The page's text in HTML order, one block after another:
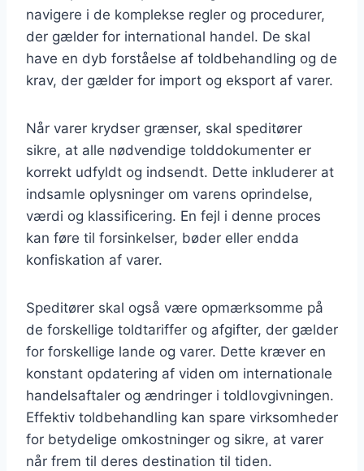
navigere i de komplekse regler og procedurer,
der gælder for international handel. De skal
have en dyb forståelse af toldbehandling og de
krav, der gælder for import og eksport af varer.
Når varer krydser grænser, skal speditører
sikre, at alle nødvendige tolddokumenter er
korrekt udfyldt og indsendt. Dette inkluderer at
indsamle oplysninger om varens oprindelse,
værdi og klassificering. En fejl i denne proces
kan føre til forsinkelser, bøder eller endda
konfiskation af varer.
Speditører skal også være opmærksomme på
de forskellige toldtariffer og afgifter, der gælder
for forskellige lande og varer. Dette kræver en
konstant opdatering af viden om internationale
handelsaftaler og ændringer i toldlovgivningen.
Effektiv toldbehandling kan spare virksomheder
for betydelige omkostninger og sikre, at varer
når frem til deres destination til tiden.